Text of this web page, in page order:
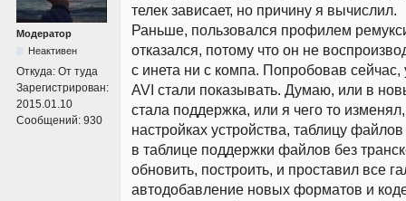
Модератор
Неактивен
Откуда: От туда
Зарегистрирован:
2015.01.10
Сообщений: 930
телек зависает, но причину я вычислил.
Раньше, пользовался профилем
отказался, потому что он не
с инета ни с компа. Попробовав сейчас,
AVI стали показывать. Думаю, или в
стала поддержка, или я чего то
настройках устройства, таблицу
в таблице поддержки файлов без
обновить, построить, и проставил все
автодобавление новых форматов и